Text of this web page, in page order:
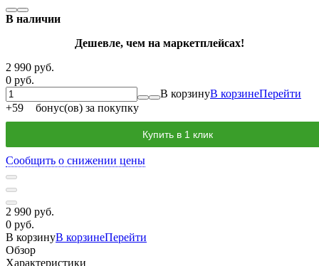
В наличии
Дешевле, чем на маркетплейсах!
2 990 руб.
0 руб.
В корзинуВ корзинеПерейти
+59 бонус(ов) за покупку
Купить в 1 клик
Сообщить о снижении цены
2 990 руб.
0 руб.
В корзинуВ корзинеПерейти
Обзор
Характеристики